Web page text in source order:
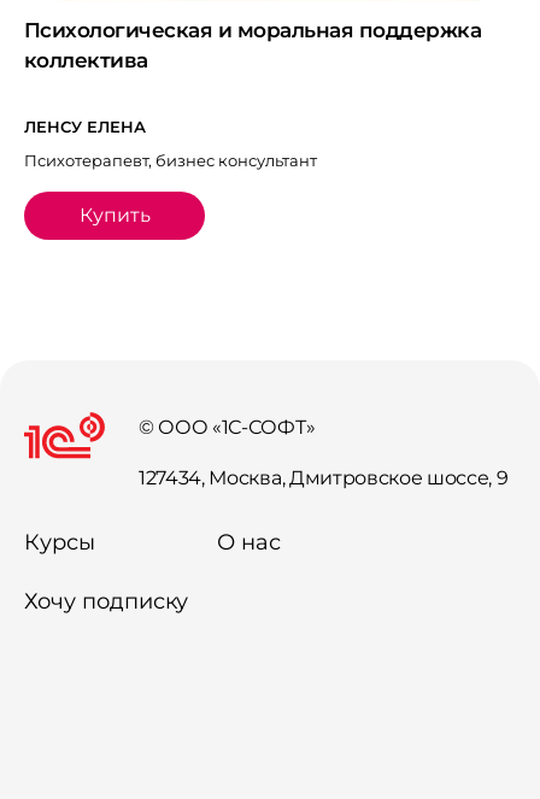
Психологическая и моральная поддержка
коллектива
ЛЕНСУ ЕЛЕНА
Психотерапевт, бизнес консультант
Купить
Курсы О нас
Хочу подписку
© ООО «1С-СОФТ»
127434, Москва, Дмитровское шоссе, 9